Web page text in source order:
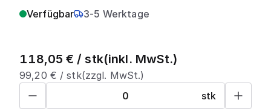
Verfügbar 3-5 Werktage
118,05 € / stk(inkl. MwSt.)
99,20 € /stk(zzgl. MwSt.)
stk